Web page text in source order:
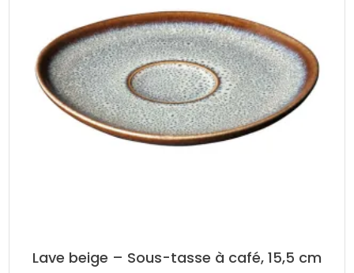
Lave beige – Sous-tasse à café, 15,5 cm